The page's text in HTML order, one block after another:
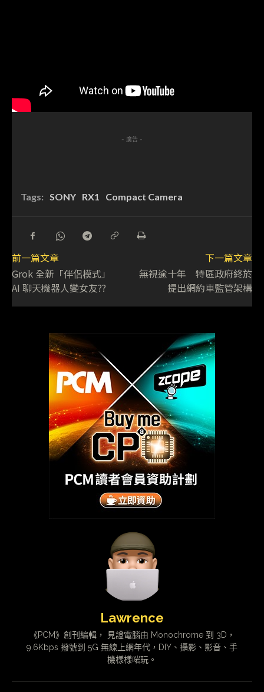
- 廣告 -
Tags: SONY RX1 Compact Camera
前一篇文章
Grok 全新「伴侶模式」
AI 聊天機器人變女友??
下一篇文章
無視逾十年 特區政府終於
提出網約車監管架構
Lawrence
《PCM》創刊編輯， 見證電腦由 Monochrome 到 3D，
9.6Kbps 撥號到 5G 無線上網年代，DIY、攝影、影音、手
機樣樣啱玩。